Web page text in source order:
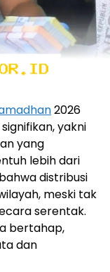
2026
yakni
yang
lebih dari
distribusi
meski tak
serentak.
bertahap,
dan